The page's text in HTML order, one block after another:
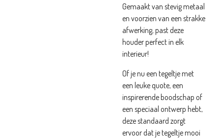
Gemaakt van stevig metaal
en voorzien van een strakke
afwerking, past deze
houder perfect in elk
interieur!
Of je nu een tegeltje met
een leuke quote, een
inspirerende boodschap of
een speciaal ontwerp hebt,
deze standaard zorgt
ervoor dat je tegeltje mooi